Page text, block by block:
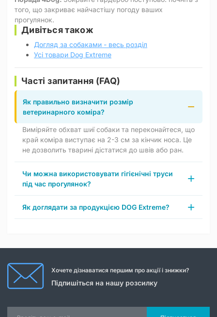
того, що закриває найчастішу погоду ваших
прогулянок.
Дивіться також
Догляд за собаками - весь розділ
Усі товари Dog Extreme
Часті запитання (FAQ)
Як правильно визначити розмір
ветеринарного коміра?
Виміряйте обхват шиї собаки та переконайтеся, що
край коміра виступає на 2-3 см за кінчик носа. Це
не дозволить тварині дістатися до швів або ран.
Чи можна використовувати гігієнічні труси
під час прогулянок?
Як доглядати за продукцією DOG Extreme?
Хочете дізнаватися першим про акції і знижки?
Підпишіться на нашу розсилку